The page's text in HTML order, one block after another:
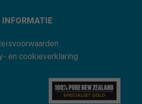
INFORMATIE
en cookieverklaring